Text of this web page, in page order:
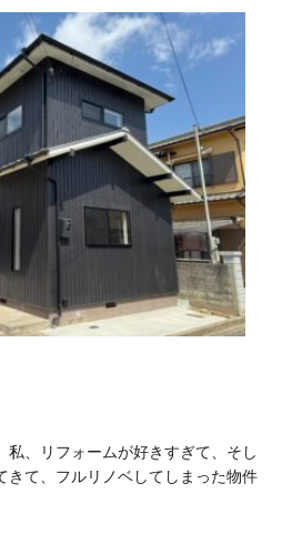
私、リフォームが好きすぎて、そし
きて、フルリノベしてしまった物件